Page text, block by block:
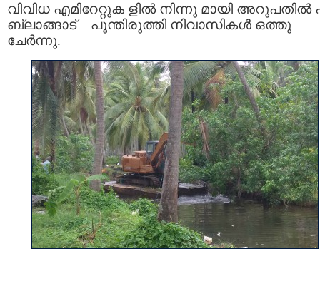
വിവിധ എമിറേറ്റുക ളിൽ നിന്നു മായി അറുപതിൽ
ബ്ലാങ്ങാട് – പൂന്തിരുത്തി നിവാസികൾ ഒത്തു
ചേർന്നു.